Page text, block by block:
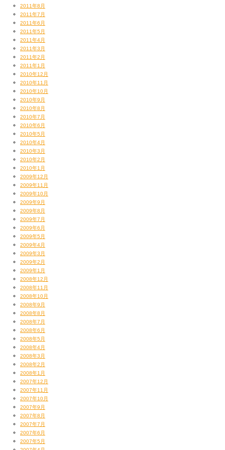
2011年8月
2011年7月
2011年6月
2011年5月
2011年4月
2011年3月
2011年2月
2011年1月
2010年12月
2010年11月
2010年10月
2010年9月
2010年8月
2010年7月
2010年6月
2010年5月
2010年4月
2010年3月
2010年2月
2010年1月
2009年12月
2009年11月
2009年10月
2009年9月
2009年8月
2009年7月
2009年6月
2009年5月
2009年4月
2009年3月
2009年2月
2009年1月
2008年12月
2008年11月
2008年10月
2008年9月
2008年8月
2008年7月
2008年6月
2008年5月
2008年4月
2008年3月
2008年2月
2008年1月
2007年12月
2007年11月
2007年10月
2007年9月
2007年8月
2007年7月
2007年6月
2007年5月